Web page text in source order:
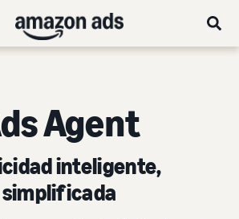
Agent
inteligente,
simplificada